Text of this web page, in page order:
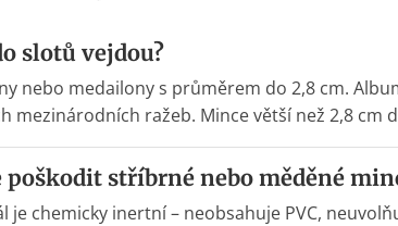
slotů vejdou?
nebo medailony s průměrem do 2,8 cm.
mezinárodních ražeb. Mince větší než 2,8
poškodit stříbrné nebo měděné
je chemicky inertní – neobsahuje PVC,